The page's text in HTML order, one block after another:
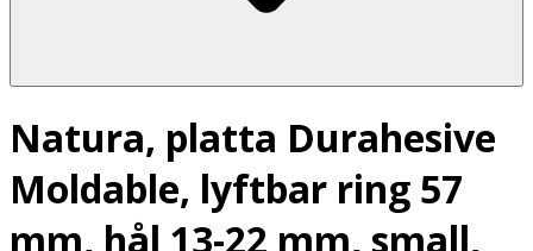
Natura, platta Durahesive
Moldable, lyftbar ring 57
mm, hål 13-22 mm, small,